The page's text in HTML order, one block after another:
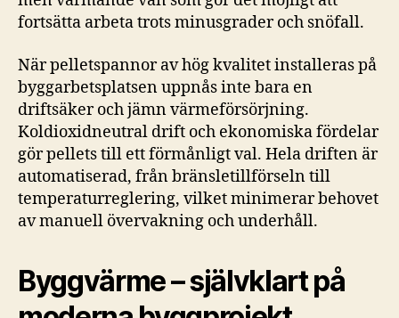
fortsätta arbeta trots minusgrader och snöfall.
När pelletspannor av hög kvalitet installeras på
byggarbetsplatsen uppnås inte bara en
driftsäker och jämn värmeförsörjning.
Koldioxidneutral drift och ekonomiska fördelar
gör pellets till ett förmånligt val. Hela driften är
automatiserad, från bränsletillförseln till
temperaturreglering, vilket minimerar behovet
av manuell övervakning och underhåll.
Byggvärme – självklart på